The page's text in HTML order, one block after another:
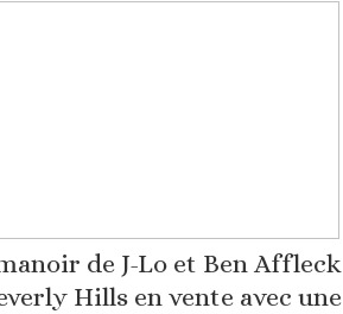
de J-Lo et Ben Affleck
Hills en vente avec une